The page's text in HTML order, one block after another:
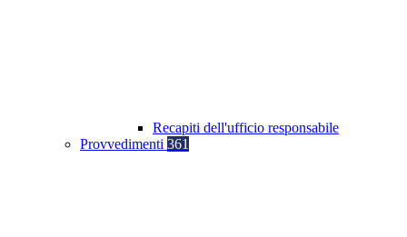
Recapiti dell'ufficio responsabile
Provvedimenti 361